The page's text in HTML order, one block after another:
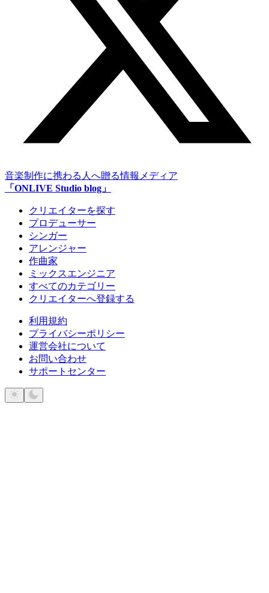
音楽制作に携わる人へ贈る情報メディア
「ONLIVE Studio blog」
クリエイターを探す
プロデューサー
シンガー
アレンジャー
作曲家
ミックスエンジニア
すべてのカテゴリー
クリエイターへ登録する
利用規約
プライバシーポリシー
運営会社について
お問い合わせ
サポートセンター